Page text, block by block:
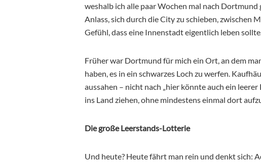
weshalb ich alle paar Wochen mal nach
Anlass, sich durch die City zu schieben, zwischen
Gefühl, dass eine Innenstadt eigentlich leben
Früher war Dortmund für mich ein Ort, an dem
haben, es in ein schwarzes Loch zu werfen.
aussahen – nicht nach „hier könnte auch ein
ins Land ziehen, ohne mindestens einmal dort
Die große Leerstands-Lotterie
Und heute? Heute fährt man rein und denkt sich: